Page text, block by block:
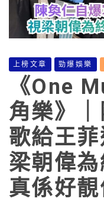
上榜文章 勁爆娛樂
《One
角樂》
歌給王
梁朝偉
真係好靚